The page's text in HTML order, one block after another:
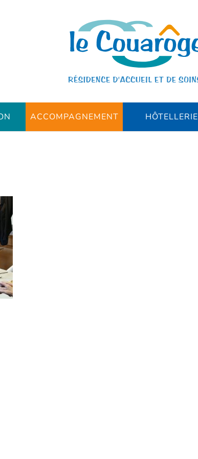
ACCOMPAGNEMENT HÔTELLERIE